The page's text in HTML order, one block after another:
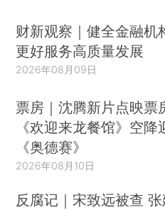
财新观察｜健全金融机
更好服务高质量发展
2026年08月09日
票房｜沈腾新片点映票
《欢迎来龙餐馆》空降
《奥德赛》
2026年08月10日
反腐记｜宋致远被查